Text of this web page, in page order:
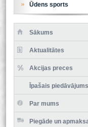
Ūdens sports
Sākums
Aktualitātes
Akcijas preces
Īpašais piedāvājums
Par mums
Piegāde un